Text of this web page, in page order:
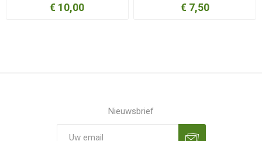
€ 10,00 € 7,50
Nieuwsbrief